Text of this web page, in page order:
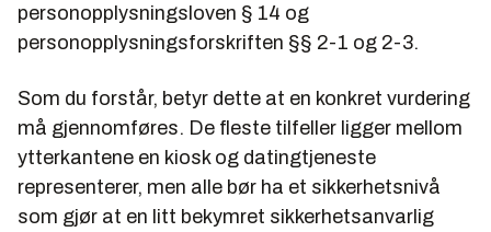
personopplysningsloven § 14 og
personopplysningsforskriften §§ 2-1 og 2-3.
Som du forstår, betyr dette at en konkret vurdering
må gjennomføres. De fleste tilfeller ligger mellom
ytterkantene en kiosk og datingtjeneste
representerer, men alle bør ha et sikkerhetsnivå
som gjør at en litt bekymret sikkerhetsanvarlig